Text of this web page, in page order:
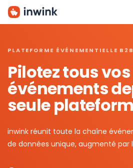
Skip
PLATEFORME ÉVÉNEMENTIELLE B2B
Pilotez tous vos
événements
seule
inwink réunit toute la chaîne
de données unique, augmenté par